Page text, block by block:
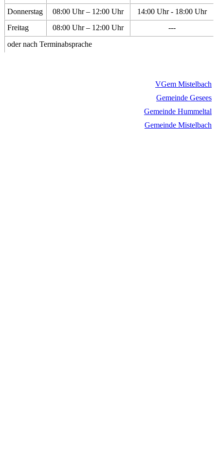
Donnerstag
08:00 Uhr – 12:00 Uhr
14:00 Uhr - 18:00 Uhr
Freitag
08:00 Uhr – 12:00 Uhr
---
oder nach Terminabsprache
VGem Mistelbach
Gemeinde Gesees
Gemeinde Hummeltal
Gemeinde Mistelbach